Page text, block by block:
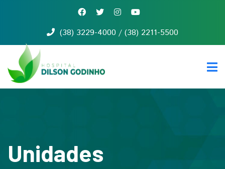
(38) 3229-4000 / (38) 2211-5500
Quem
somos
Serviços
Unidades